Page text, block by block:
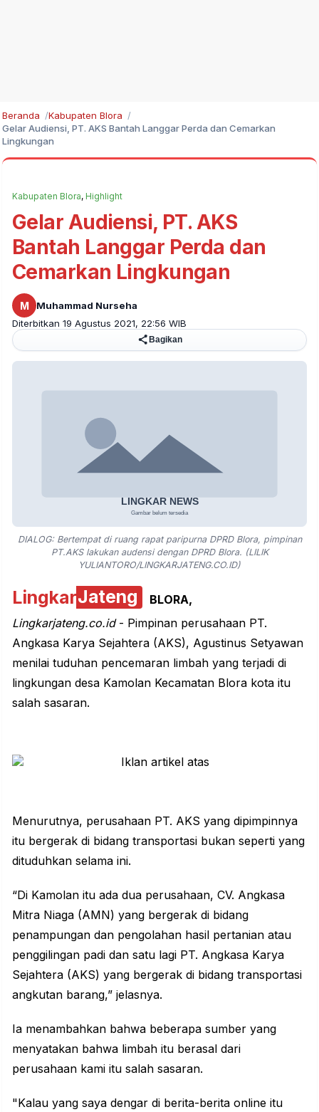
Beranda
Kabupaten Blora
Gelar Audiensi, PT. AKS Bantah Langgar Perda dan Cemarkan
Lingkungan
Kabupaten Blora, Highlight
Gelar Audiensi, PT. AKS
Bantah Langgar Perda dan
Cemarkan Lingkungan
M
Muhammad Nurseha
Diterbitkan 19 Agustus 2021, 22:56 WIB
Bagikan
DIALOG: Bertempat di ruang rapat paripurna DPRD Blora, pimpinan
PT.AKS lakukan audensi dengan DPRD Blora. (LILIK
YULIANTORO/LINGKARJATENG.CO.ID)
LingkarJateng BLORA,
Lingkarjateng.co.id - Pimpinan perusahaan PT.
Angkasa Karya Sejahtera (AKS), Agustinus Setyawan
menilai tuduhan pencemaran limbah yang terjadi di
lingkungan desa Kamolan Kecamatan Blora kota itu
salah sasaran.
Menurutnya, perusahaan PT. AKS yang dipimpinnya
itu bergerak di bidang transportasi bukan seperti yang
dituduhkan selama ini.
“Di Kamolan itu ada dua perusahaan, CV. Angkasa
Mitra Niaga (AMN) yang bergerak di bidang
penampungan dan pengolahan hasil pertanian atau
penggilingan padi dan satu lagi PT. Angkasa Karya
Sejahtera (AKS) yang bergerak di bidang transportasi
angkutan barang,” jelasnya.
Ia menambahkan bahwa beberapa sumber yang
menyatakan bahwa limbah itu berasal dari
perusahaan kami itu salah sasaran.
"Kalau yang saya dengar di berita-berita online itu